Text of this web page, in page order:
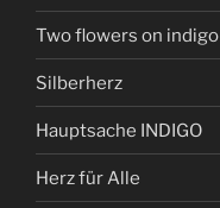
Two flowers on indigo
Silberherz
Hauptsache INDIGO
Herz für Alle